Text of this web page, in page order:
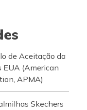
de Aceitação da
EUA (American
APMA)
Skechers